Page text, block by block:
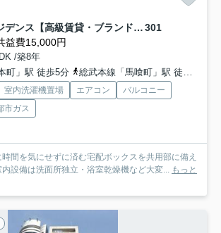
東神田テラスレジデンス【高級賃貸・ブランドマンション】 301
益費15,000円
/築8年
町」駅 徒歩5分
総武本線「馬喰町」駅 徒歩5分
室内洗濯機置場 エアコン
バルコニー
市ガス
間を気にせずに済む宅配ボックスを共用部に備え
設備は洗面所独立・浴室乾燥機など大変... もっと